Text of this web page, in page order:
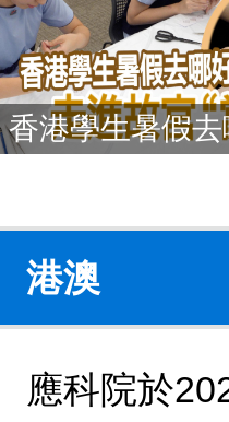
港澳
應科院於